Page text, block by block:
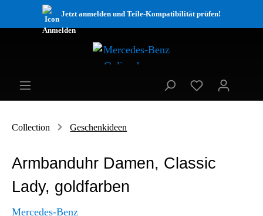
Jetzt anmelden und Teile-Kompatibilität prüfen!
Collection Geschenkideen
Armbanduhr Damen, Classic
Lady, goldfarben
Mercedes-Benz